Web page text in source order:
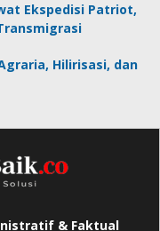
Ekspedisi Patriot,
Hilirisasi, dan
& Faktual